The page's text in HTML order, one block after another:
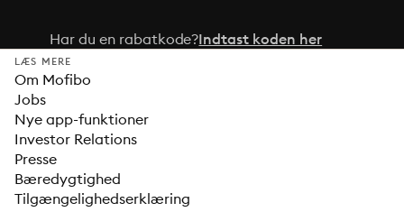
Har du en rabatkode?Indtast koden her
LÆS MERE
Om Mofibo
Jobs
Nye app-funktioner
Investor Relations
Presse
Bæredygtighed
Tilgængelighedserklæring